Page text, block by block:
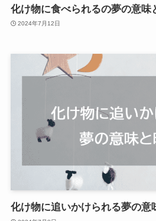
化け物に食べられるの夢の意味
2024年7月12日
化け物に追いかけられる夢の意